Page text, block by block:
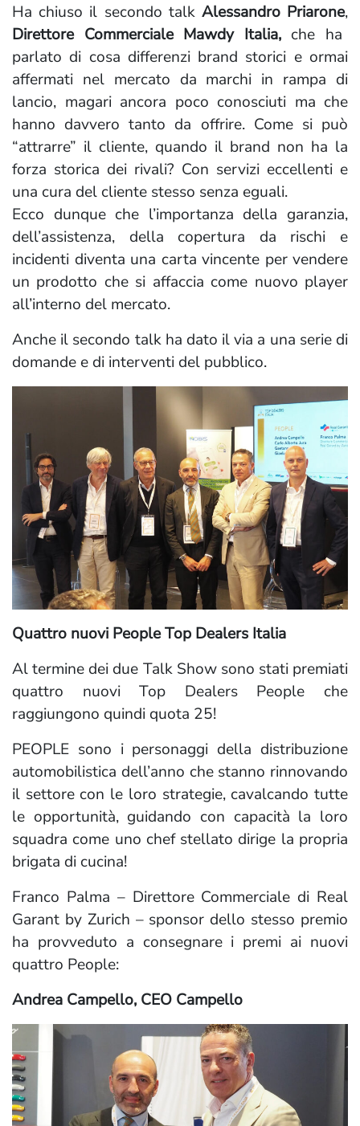
Ha chiuso il secondo talk Alessandro Priarone,
Direttore Commerciale Mawdy Italia,che ha
parlato di cosa differenzi brand storici e ormai
affermati nel mercato da marchi in rampa di
lancio, magari ancora poco conosciuti ma che
hanno davvero tanto da offrire. Come si può
“attrarre” il cliente, quando il brand non ha la
forza storica dei rivali? Con servizi eccellenti e
una cura del cliente stesso senza eguali.
Ecco dunque che l’importanza della garanzia,
dell’assistenza, della copertura da rischi e
incidenti diventa una carta vincente per vendere
un prodotto che si affaccia come nuovo player
all’interno del mercato.
Anche il secondo talk ha dato il via a una serie di
domande e di interventi del pubblico.
Quattro nuovi People Top Dealers Italia
Al termine dei due Talk Show sono stati premiati
quattro nuovi Top Dealers People che
raggiungono quindi quota 25!
PEOPLE sono i personaggi della distribuzione
automobilistica dell’anno che stanno rinnovando
il settore con le loro strategie, cavalcando tutte
le opportunità, guidando con capacità la loro
squadra come uno chef stellato dirige la propria
brigata di cucina!
Franco Palma – Direttore Commerciale di Real
Garant by Zurich – sponsor dello stesso premio
ha provveduto a consegnare i premi ai nuovi
quattro People:
Andrea Campello, CEO Campello